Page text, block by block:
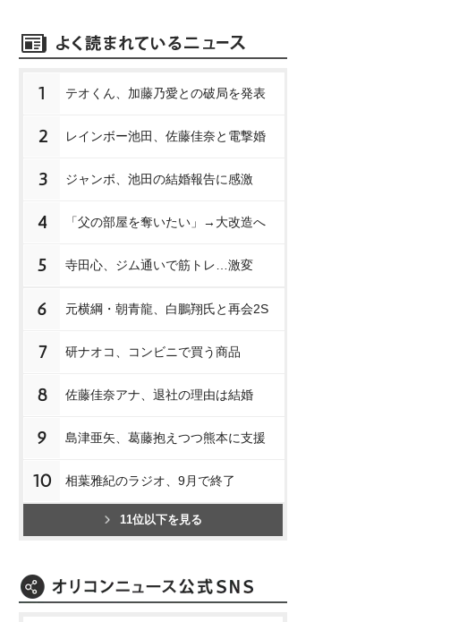
1 テオくん、加藤乃愛との破局を発表
2 レインボー池田、佐藤佳奈と電撃婚
3 ジャンボ、池田の結婚報告に感激
4 「父の部屋を奪いたい」→大改造へ
5 寺田心、ジム通いで筋トレ…激変
6 元横綱・朝青龍、白鵬翔氏と再会2S
7 研ナオコ、コンビニで買う商品
8 佐藤佳奈アナ、退社の理由は結婚
9 島津亜矢、葛藤抱えつつ熊本に支援
10 相葉雅紀のラジオ、9月で終了
11位以下を見る